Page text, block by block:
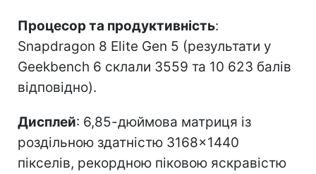
Процесор та продуктивність:
Snapdragon 8 Elite Gen 5 (результати у
Geekbench 6 склали 3559 та 10 623 балів
відповідно).
Дисплей: 6,85-дюймова матриця із
роздільною здатністю 3168×1440
пікселів, рекордною піковою яскравістю